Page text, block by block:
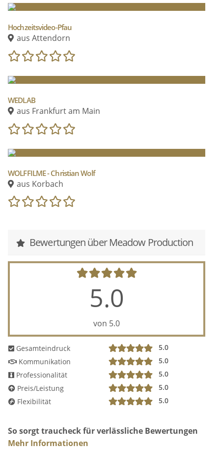
einem Film festgehalten worden sind. Am Ende könnt
ihr euch euere Hochzeit noch einmal ganz in Ruhe
vom Sofa aus ansehen.
Hochzeitsvideo-Pfau
aus Attendorn
WEDLAB
aus Frankfurt am Main
WOLFFILME - Christian Wolf
aus Korbach
Bewertungen über Meadow Production
5.0
von 5.0
Gesamteindruck
5.0
Kommunikation
5.0
Professionalität
5.0
Preis/Leistung
5.0
Flexibilität
5.0
So sorgt traucheck für verlässliche Bewertungen
Mehr Informationen